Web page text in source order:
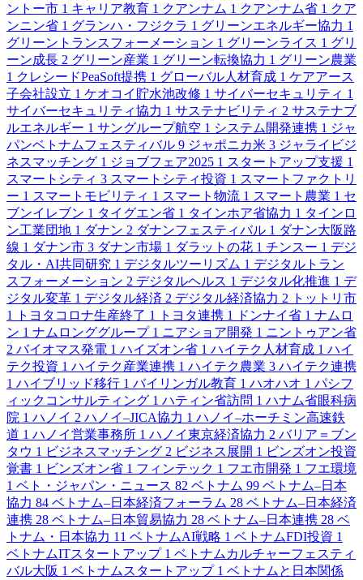
ントー市 1 キャリア教育 1 クアンナム 1 クアンナム省 1 クア
ンニン省 1 グランハ・フジクラ 1 グリーンエネルギー協力 1
グリーントランスフォーメーション 1 グリーンライス 1 グリ
ーン成長 2 グリーン産業 1 グリーン転換協力 1 グリーン農業
1 クレシードPeaSoft提携 1 グローバル人材育成 1 ケアアース
子会社設立 1 ケオコイ貯水池改修 1 サイバーセキュリティ 1
サイバーセキュリティ協力 1 サステナビリティ 2 サステナブ
ルエネルギー 1 サングループ航空 1 システム開発連携 1 ジャ
パンベトナムフェスティバル 9 ジャポニカ米 3 ジャライビジ
ネスマッチング 1 ジョブフェア2025 1 スタートアップ支援 1
スマートシティ 3 スマートシティ投資 1 スマートファクトリ
ー 1 スマートモビリティ 1 スマート物流 1 スマート農業 1 セ
ブンイレブン 1 タイグエン省 1 タインホア省協力 1 タインロ
ン工業団地 1 ダナン 2 ダナンフェスティバル 1 ダナン大阪路
線 1 ダナン市 3 ダナン市場 1 ダラットの花 1 チンスー 1 デジ
タル・AI共同研究 1 デジタルツーリズム 1 デジタルトラン
スフォーメーション 2 デジタルヘルス 1 デジタル化推進 1 デ
ジタル変革 1 デジタル経済 2 デジタル経済協力 2
トットリ市
1
トヨタコロナ生産終了 1 トヨタ連携 1 ドンナイ省 1 ナムロ
ン 1 ナムロンググループ 1 ニアショア開発 1 ニントゥアン省
2 バイオマス発電 1 ハイズオン省 1 ハイテク人材育成 1 ハイ
テク投資 1 ハイテク産業連携 1 ハイテク農業 3 ハイテク連携
1 ハイブリッド移行 1 バイリンガル教育 1 ハオハオ 1 パシフ
ィックコンサルティング 1 ハティン省訪問 1 ハナム省眼科病
院 1 ハノイ 2 ハノイ–JICA協力 1 ハノイ–ホーチミン高速鉄
道 1 ハノイ営業事務所 1 ハノイ東京経済協力 2 バリア＝ブン
タウ 1 ビジネスマッチング 2 ビジネス展開 1 ビンズオン投資
覚書 1 ビンズオン省 1 フィンテック 1 フエ市開発 1 フエ環境
1 ベト・ジャパン・ニュース 82 ベトナム 99 ベトナム–日本
協力 84 ベトナム–日本経済フォーラム 28 ベトナム–日本経済
連携 28 ベトナム–日本貿易協力 28 ベトナム–日本連携 28 ベ
トナム・日本協力 11 ベトナムAI戦略 1 ベトナムFDI投資 1
ベトナムITスタートアップ 1 ベトナムカルチャーフェスティ
バル大阪 1 ベトナムスタートアップ 1 ベトナムと日本関係